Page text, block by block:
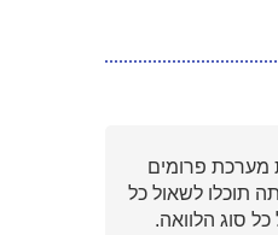
מערכת פרומים
תוכלו לשאול כל
סוג הלוואה.